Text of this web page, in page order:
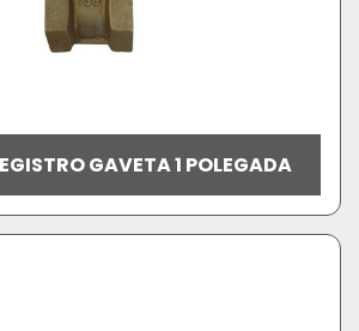
GAVETA 1 POLEGADA